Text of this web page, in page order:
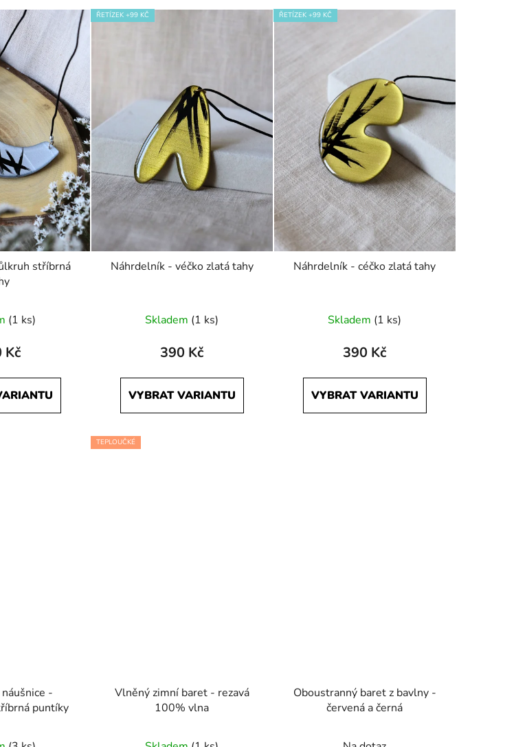
stříbrná
(1 ks)
Kč
ŘETÍZEK +99 KČ
Náhrdelník - véčko zlatá tahy
Skladem (1 ks)
390 Kč
VYBRAT VARIANTU
ŘETÍZEK +99 KČ
Náhrdelník - céčko zlatá tahy
Skladem (1 ks)
390 Kč
VYBRAT VARIANTU
-
puntíky
TEPLOUČKÉ
Vlněný zimní baret - rezavá
100% vlna
Oboustranný baret z bavlny -
červená a černá